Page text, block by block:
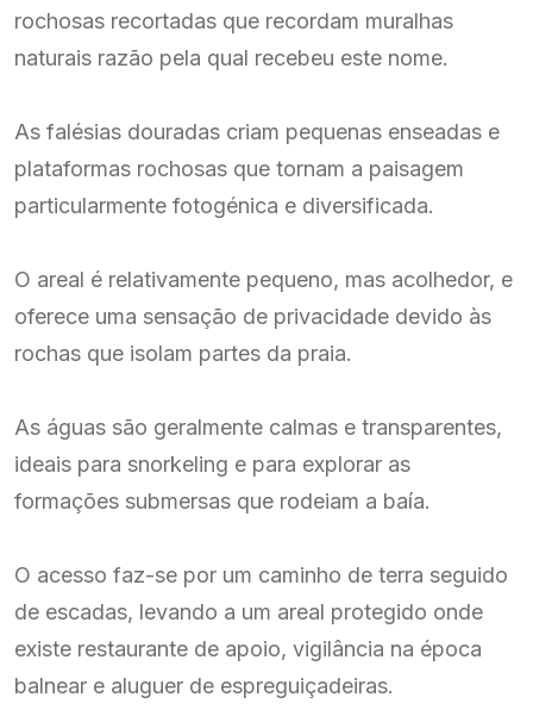
rochosas recortadas que recordam muralhas
naturais razão pela qual recebeu este nome.
As falésias douradas criam pequenas enseadas e
plataformas rochosas que tornam a paisagem
particularmente fotogénica e diversificada.
O areal é relativamente pequeno, mas acolhedor, e
oferece uma sensação de privacidade devido às
rochas que isolam partes da praia.
As águas são geralmente calmas e transparentes,
ideais para snorkeling e para explorar as
formações submersas que rodeiam a baía.
O acesso faz-se por um caminho de terra seguido
de escadas, levando a um areal protegido onde
existe restaurante de apoio, vigilância na época
balnear e aluguer de espreguiçadeiras.